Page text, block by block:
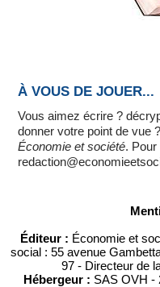
À VOUS DE JOUER...
Vous aimez écrire ?
donner votre point de vue
Économie et société.
Éditeur : Économie et
social : 55 avenue
97 - Directeur de
Hébergeur : SAS OVH -